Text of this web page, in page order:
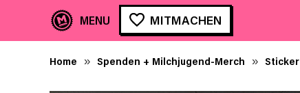
MITMACHEN
Home » Spenden + Milchjugend-Merch » Sticker